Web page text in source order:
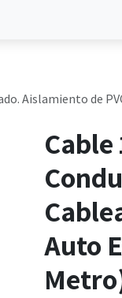
Aislamiento de
Cable
Auto